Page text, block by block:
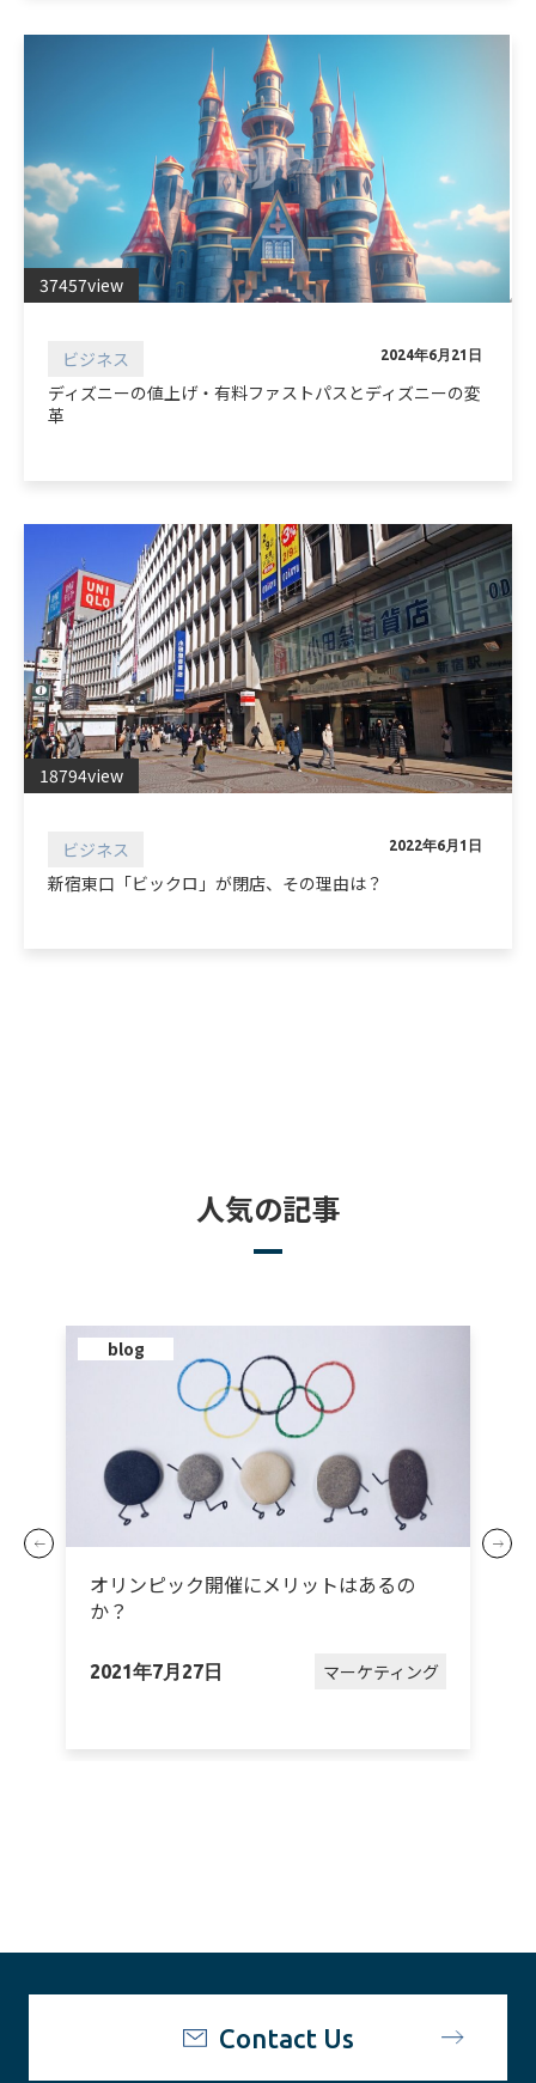
37457view
ビジネス 2024年6月21日
ディズニーの値上げ・有料ファストパスとディズニーの変
革
18794view
ビジネス 2022年6月1日
新宿東口「ビックロ」が閉店、その理由は？
人気の記事
blog
オリンピック開催にメリットはあるの
か？
2021年7月27日 マーケティング
Contact Us